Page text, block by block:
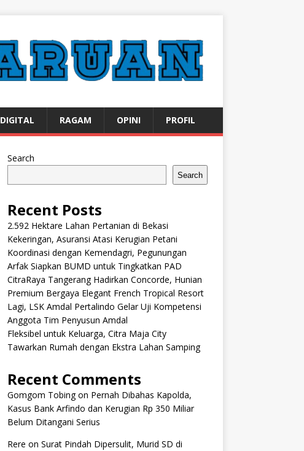
DIGITAL RAGAM OPINI PROFIL
Search
Search
Recent Posts
2.592 Hektare Lahan Pertanian di Bekasi
Kekeringan, Asuransi Atasi Kerugian Petani
Koordinasi dengan Kemendagri, Pegunungan
Arfak Siapkan BUMD untuk Tingkatkan PAD
CitraRaya Tangerang Hadirkan Concorde, Hunian
Premium Bergaya Elegant French Tropical Resort
Lagi, LSK Amdal Pertalindo Gelar Uji Kompetensi
Anggota Tim Penyusun Amdal
Fleksibel untuk Keluarga, Citra Maja City
Tawarkan Rumah dengan Ekstra Lahan Samping
Recent Comments
Gomgom Tobingon Pernah Dibahas Kapolda,
Kasus Bank Arfindo dan Kerugian Rp 350 Miliar
Belum Ditangani Serius
Rere on Surat Pindah Dipersulit, Murid SD di